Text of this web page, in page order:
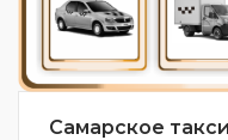
Самарское